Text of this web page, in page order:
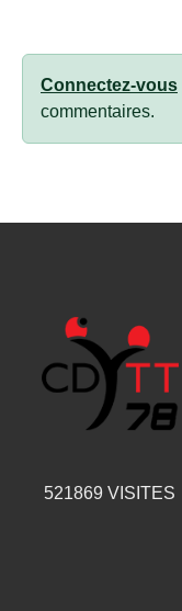
Connectez-vous
commentaires.
521869 VISITES